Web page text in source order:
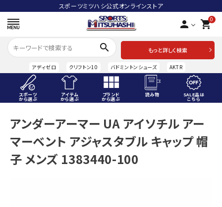
スポーツミツハシ公式オンラインストア
person 0
shopping_cart
search
もっと詳しく検索
アディゼロ クリフトン10 バドミントンシューズ AKTR
スポーツ
から選ぶ
アイテム
から選ぶ
ブランド
から選ぶ
読み物 SALE品は
こちら
ACCOUNT MENU
ようこそ ゲスト 様
meeting_room ログイン person 会員登録
アンダーアーマー UA アイソチル アー
マーベント アジャスタブル キャップ 帽
子 メンズ 1383440-100